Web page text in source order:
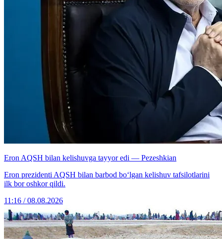
Eron AQSH bilan kelishuvga tayyor edi — Pezeshkian
Eron prezidenti AQSH bilan barbod bo‘lgan kelishuv tafsilotlarini
ilk bor oshkor qildi.
11:16 / 08.08.2026